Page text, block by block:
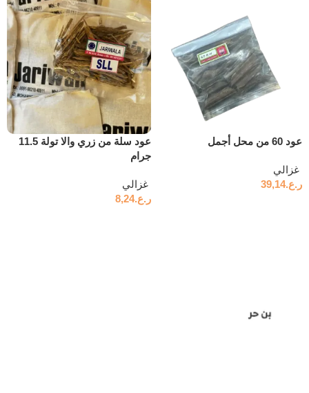
عود 60 من محل أجمل
ر.ع.39,14
عود سلة من زري والا تولة 11.5
جرام
ر.ع.8,24